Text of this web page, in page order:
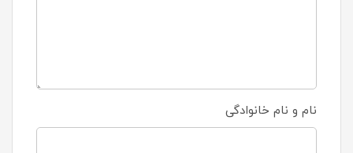
نام و نام خانوادگی